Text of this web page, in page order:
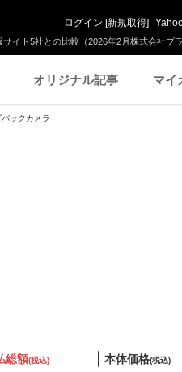
イト5社との比較（2026年2月株式会社プラ
ログイン [新規取得]
オリジナル記事 マイ
ックカメラ
総額(税込) 本体価格(税込)